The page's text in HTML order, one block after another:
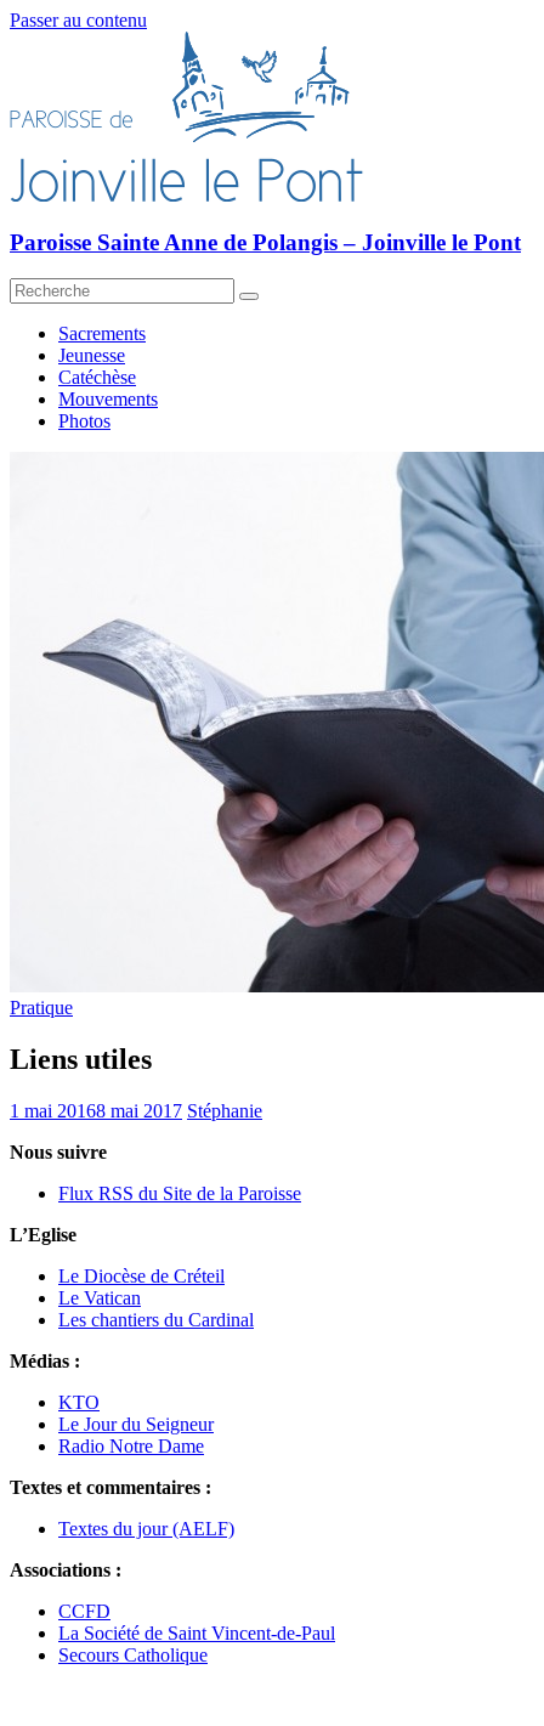
Passer au contenu
Paroisse Sainte Anne de Polangis – Joinville le Pont
Sacrements
Jeunesse
Catéchèse
Mouvements
Photos
Pratique
Liens utiles
1 mai 20168 mai 2017 Stéphanie
Nous suivre
Flux RSS du Site de la Paroisse
L’Eglise
Le Diocèse de Créteil
Le Vatican
Les chantiers du Cardinal
Médias :
KTO
Le Jour du Seigneur
Radio Notre Dame
Textes et commentaires :
Textes du jour (AELF)
Associations :
CCFD
La Société de Saint Vincent-de-Paul
Secours Catholique